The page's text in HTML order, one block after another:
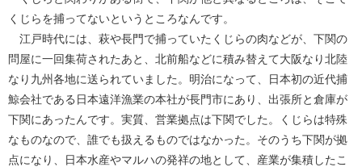
くじらを捕ってないというところなんです。
江戸時代には、萩や長門で捕っていたくじらの肉などが、下関の
問屋に一回集荷されたあと、北前船などに積み替えて大阪なり北陸
なり九州各地に送られていました。明治になって、日本初の近代捕
鯨会社である日本遠洋漁業の本社が長門市にあり、出張所と倉庫が
下関にあったんです。実質、営業拠点は下関でした。くじらは特殊
なものなので、誰でも扱えるものではなかった。そのうち下関が拠
点になり、日本水産やマルハの発祥の地として、産業が集積したこ